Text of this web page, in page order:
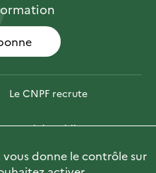
Le CNPF recrute
Marchés publics
🇬🇧 Briefly in English
donne le contrôle sur